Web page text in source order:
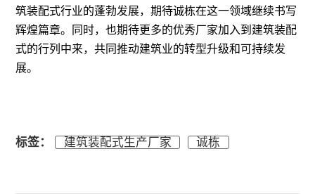
筑装配式行业的蓬勃发展，期待诚栋在这一领域继续书写
辉煌篇章。同时，也期待更多的优秀厂家加入到建筑装配
式的行列中来，共同推动建筑业的转型升级和可持续发
展。
标签： 建筑装配式生产厂家 诚栋